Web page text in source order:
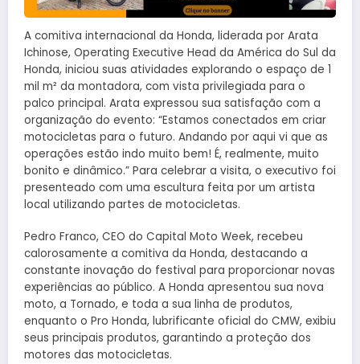
A comitiva internacional da Honda, liderada por Arata
Ichinose, Operating Executive Head da América do Sul da
Honda, iniciou suas atividades explorando o espaço de 1
mil m² da montadora, com vista privilegiada para o
palco principal. Arata expressou sua satisfação com a
organização do evento: “Estamos conectados em criar
motocicletas para o futuro. Andando por aqui vi que as
operações estão indo muito bem! É, realmente, muito
bonito e dinâmico.” Para celebrar a visita, o executivo foi
presenteado com uma escultura feita por um artista
local utilizando partes de motocicletas.
Pedro Franco, CEO do Capital Moto Week, recebeu
calorosamente a comitiva da Honda, destacando a
constante inovação do festival para proporcionar novas
experiências ao público. A Honda apresentou sua nova
moto, a Tornado, e toda a sua linha de produtos,
enquanto o Pro Honda, lubrificante oficial do CMW, exibiu
seus principais produtos, garantindo a proteção dos
motores das motocicletas.